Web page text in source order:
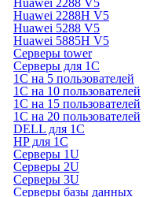
Huawei 2288 V5
Huawei 2288H V5
Huawei 5288 V5
Huawei 5885H V5
Серверы tower
Серверы для 1C
1С на 5 пользователей
1С на 10 пользователей
1С на 15 пользователей
1С на 20 пользователей
DELL для 1С
HP для 1С
Серверы 1U
Серверы 2U
Серверы 3U
Серверы базы данных